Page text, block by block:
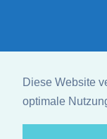
Diese Website
optimale